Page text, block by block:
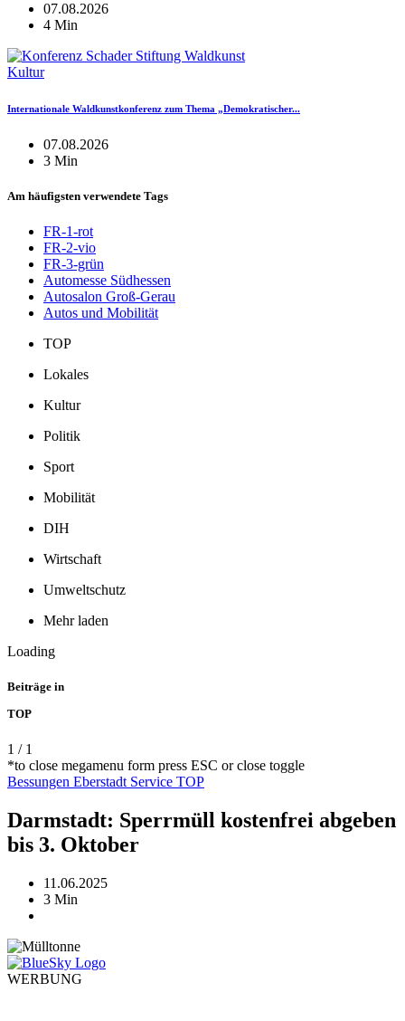
07.08.2026
4 Min
Kultur
Internationale Waldkunstkonferenz zum Thema „Demokratischer...
07.08.2026
3 Min
Am häufigsten verwendete Tags
FR-1-rot
FR-2-vio
FR-3-grün
Automesse Südhessen
Autosalon Groß-Gerau
Autos und Mobilität
TOP
Lokales
Kultur
Politik
Sport
Mobilität
DIH
Wirtschaft
Umweltschutz
Mehr laden
Loading
Beiträge in
TOP
1 / 1
*to close megamenu form press ESC or close toggle
Bessungen Eberstadt Service TOP
Darmstadt: Sperrmüll kostenfrei abgeben
bis 3. Oktober
11.06.2025
3 Min
WERBUNG